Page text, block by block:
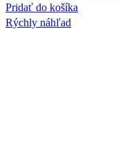
Pridať do košíka
Rýchly náhľad